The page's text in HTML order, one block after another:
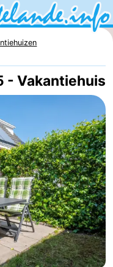
- Vakantiehuis